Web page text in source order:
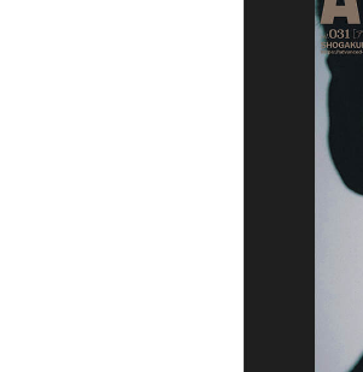
を豊かに彩る『
に、活用できる「
「AdvancedClub」会員に
な会員限定イベント、ブラ
別なコンテンツ情報をメ
『AdvancedTime』のタブ
ご負担いただくことでお手
一緒に『AdvancedTime』を